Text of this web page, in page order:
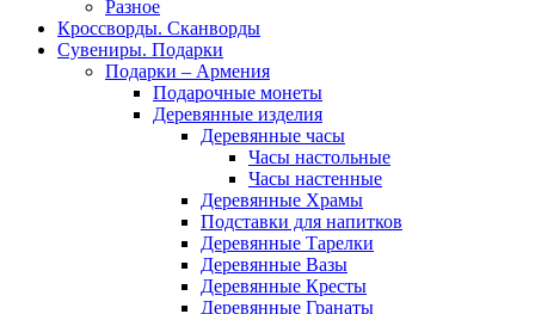
Разное
Кроссворды. Сканворды
Сувениры. Подарки
Подарки – Армения
Подарочные монеты
Деревянные изделия
Деревянные часы
Часы настольные
Часы настенные
Деревянные Храмы
Подставки для напитков
Деревянные Тарелки
Деревянные Вазы
Деревянные Кресты
Деревянные Гранаты